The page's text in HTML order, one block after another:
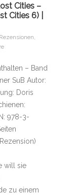
Cities –
Cities 6) |
Rezensionen,
– Band
SuB Autor:
Doris
978-3-
will sie
zu einem